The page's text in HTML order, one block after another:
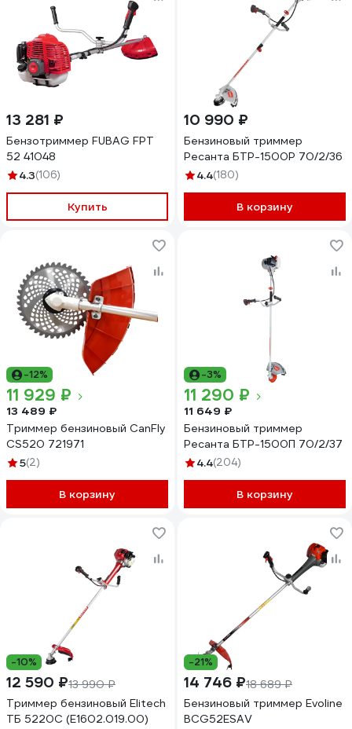
13 281 ₽
Бензотриммер FUBAG FPT
52 41048
4.3(106)
Купить
10 990 ₽
Бензиновый триммер
Ресанта БТР-1500Р 70/2/36
4.4(180)
В корзину
-12%
11 929 ₽
13 489 ₽
Триммер бензиновый CanFly
CS520 721971
5(2)
В корзину
-3%
11 290 ₽
11 649 ₽
Бензиновый триммер
Ресанта БТР-1500П 70/2/37
4.4(204)
В корзину
-10%
12 590 ₽13 990 ₽
Триммер бензиновый Elitech
ТБ 5220С (E1602.019.00)
-21%
14 746 ₽18 689 ₽
Бензиновый триммер Evoline
BCG52ESAV